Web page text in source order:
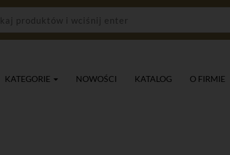
KATEGORIE NOWOŚCI KATALOG O FIRMIE